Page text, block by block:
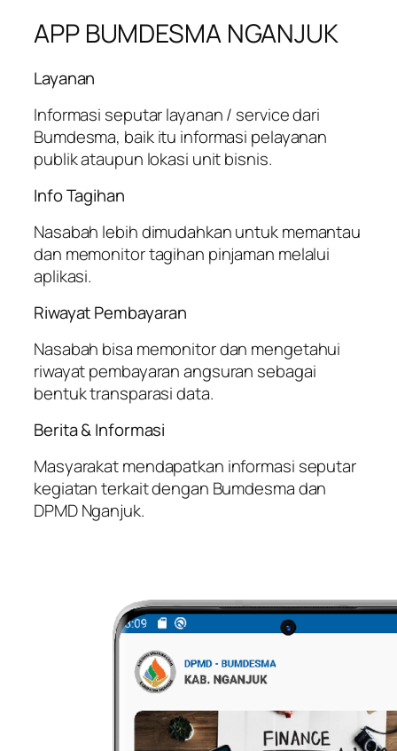
APP BUMDESMA NGANJUK
Layanan
Informasi seputar layanan / service dari
Bumdesma, baik itu informasi pelayanan
publik ataupun lokasi unit bisnis.
Info Tagihan
Nasabah lebih dimudahkan untuk memantau
dan memonitor tagihan pinjaman melalui
aplikasi.
Riwayat Pembayaran
Nasabah bisa memonitor dan mengetahui
riwayat pembayaran angsuran sebagai
bentuk transparasi data.
Berita & Informasi
Masyarakat mendapatkan informasi seputar
kegiatan terkait dengan Bumdesma dan
DPMD Nganjuk.